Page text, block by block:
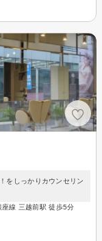
をしっかりカウンセリン
線 三越前駅 徒歩5分